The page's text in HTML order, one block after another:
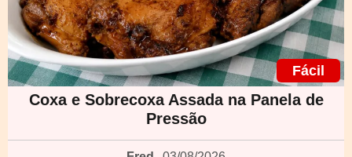
Fácil
Coxa e Sobrecoxa Assada na Panela de
Pressão